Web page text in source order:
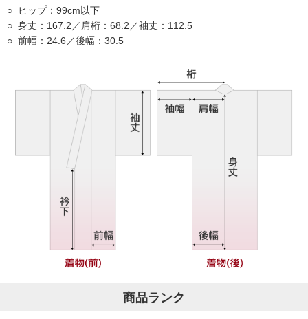
ヒップ：99cm以下
身丈：167.2／肩桁：68.2／袖丈：112.5
前幅：24.6／後幅：30.5
商品ランク